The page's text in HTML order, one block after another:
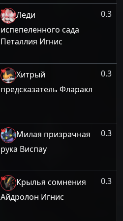
Леди
испепеленного сада
Петаллия Игнис
0.3
Хитрый
предсказатель Фларакл
0.3
Милая призрачная
рука Виспау
0.3
Крылья сомнения
Айдролон Игнис
0.3